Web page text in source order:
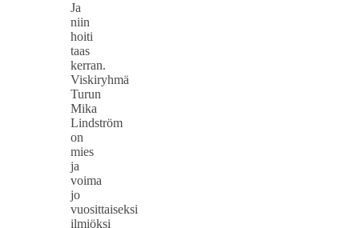
Ja
niin
hoiti
taas
kerran.
Viskiryhmä
Turun
Mika
Lindström
on
mies
ja
voima
jo
vuosittaiseksi
ilmiöksi